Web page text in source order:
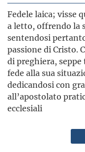
Fedele laica; visse
a letto, offrendo la
sentendosi
passione di Cristo.
di preghiera,
fede alla sua
dedicandosi con
all’apostolato
ecclesiali